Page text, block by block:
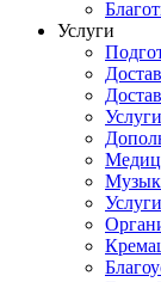
Услуги